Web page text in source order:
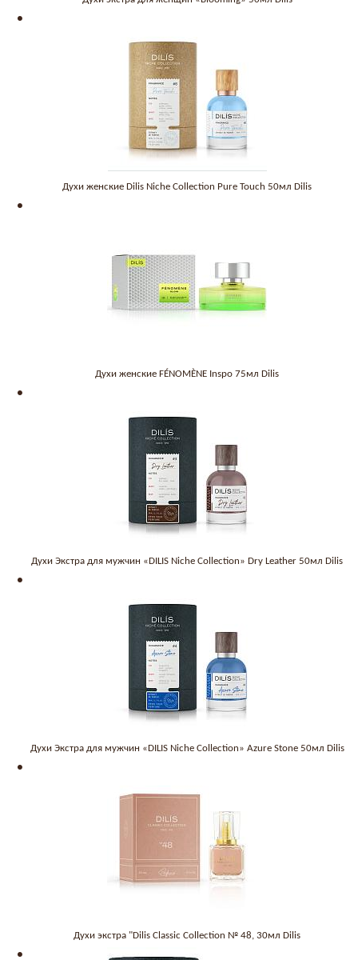
Духи женские Dilis Niche Collection Pure Touch 50мл Dilis
Духи женские FÉNOMÈNE Inspo 75мл Dilis
Духи Экстра для мужчин «DILIS Niche Collection» Dry Leather 50мл Dilis
Духи Экстра для мужчин «DILIS Niche Collection» Azure Stone 50мл Dilis
Духи экстра "Dilis Classic Collection № 48, 30мл Dilis